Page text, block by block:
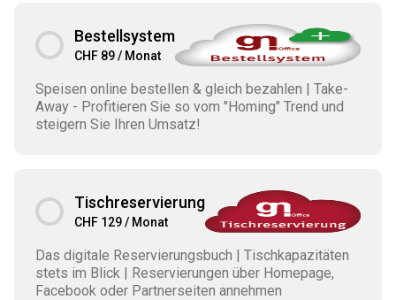
Bestellsystem
CHF 89 / Monat
Speisen online bestellen & gleich bezahlen | Take-
Away - Profitieren Sie so vom "Homing" Trend und
steigern Sie Ihren Umsatz!
Tischreservierung
CHF 129 / Monat
Das digitale Reservierungsbuch | Tischkapazitäten
stets im Blick | Reservierungen über Homepage,
Facebook oder Partnerseiten annehmen